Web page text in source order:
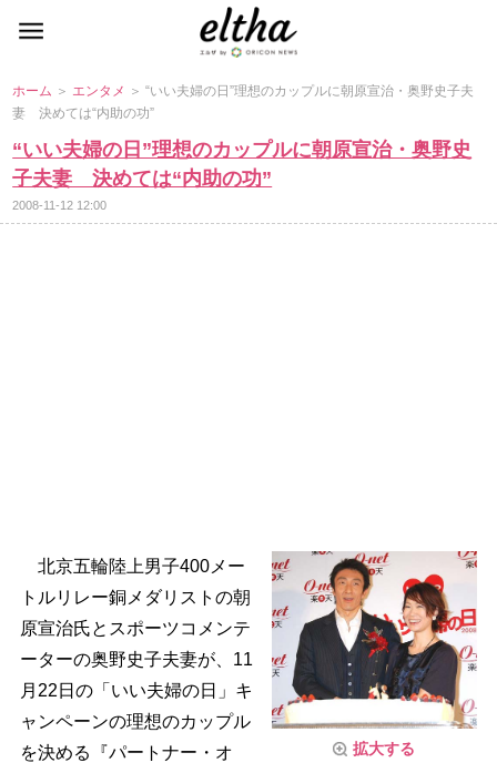
ホーム ＞ エンタメ ＞ “いい夫婦の日”理想のカップルに朝原宣治・奥野史子夫
妻 決めては“内助の功”
“いい夫婦の日”理想のカップルに朝原宣治・奥野史
子夫妻 決めては“内助の功”
2008-11-12 12:00
拡大する
北京五輪陸上男子400メー
トルリレー銅メダリストの朝
原宣治氏とスポーツコメンテ
ーターの奥野史子夫妻が、11
月22日の「いい夫婦の日」キ
ャンペーンの理想のカップル
を決める『パートナー・オ